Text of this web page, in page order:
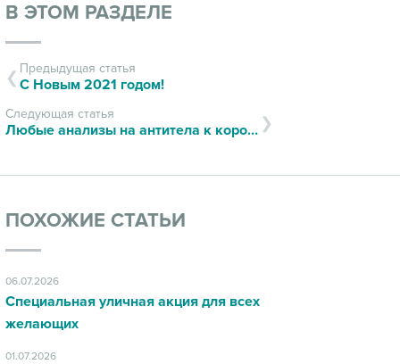
В ЭТОМ РАЗДЕЛЕ
Предыдущая статья
С Новым 2021 годом!
Следующая статья
Любые анализы на антитела к коронавирусу можно сдать в ИДЦ
ПОХОЖИЕ СТАТЬИ
06.07.2026
Специальная уличная акция для всех
желающих
01.07.2026